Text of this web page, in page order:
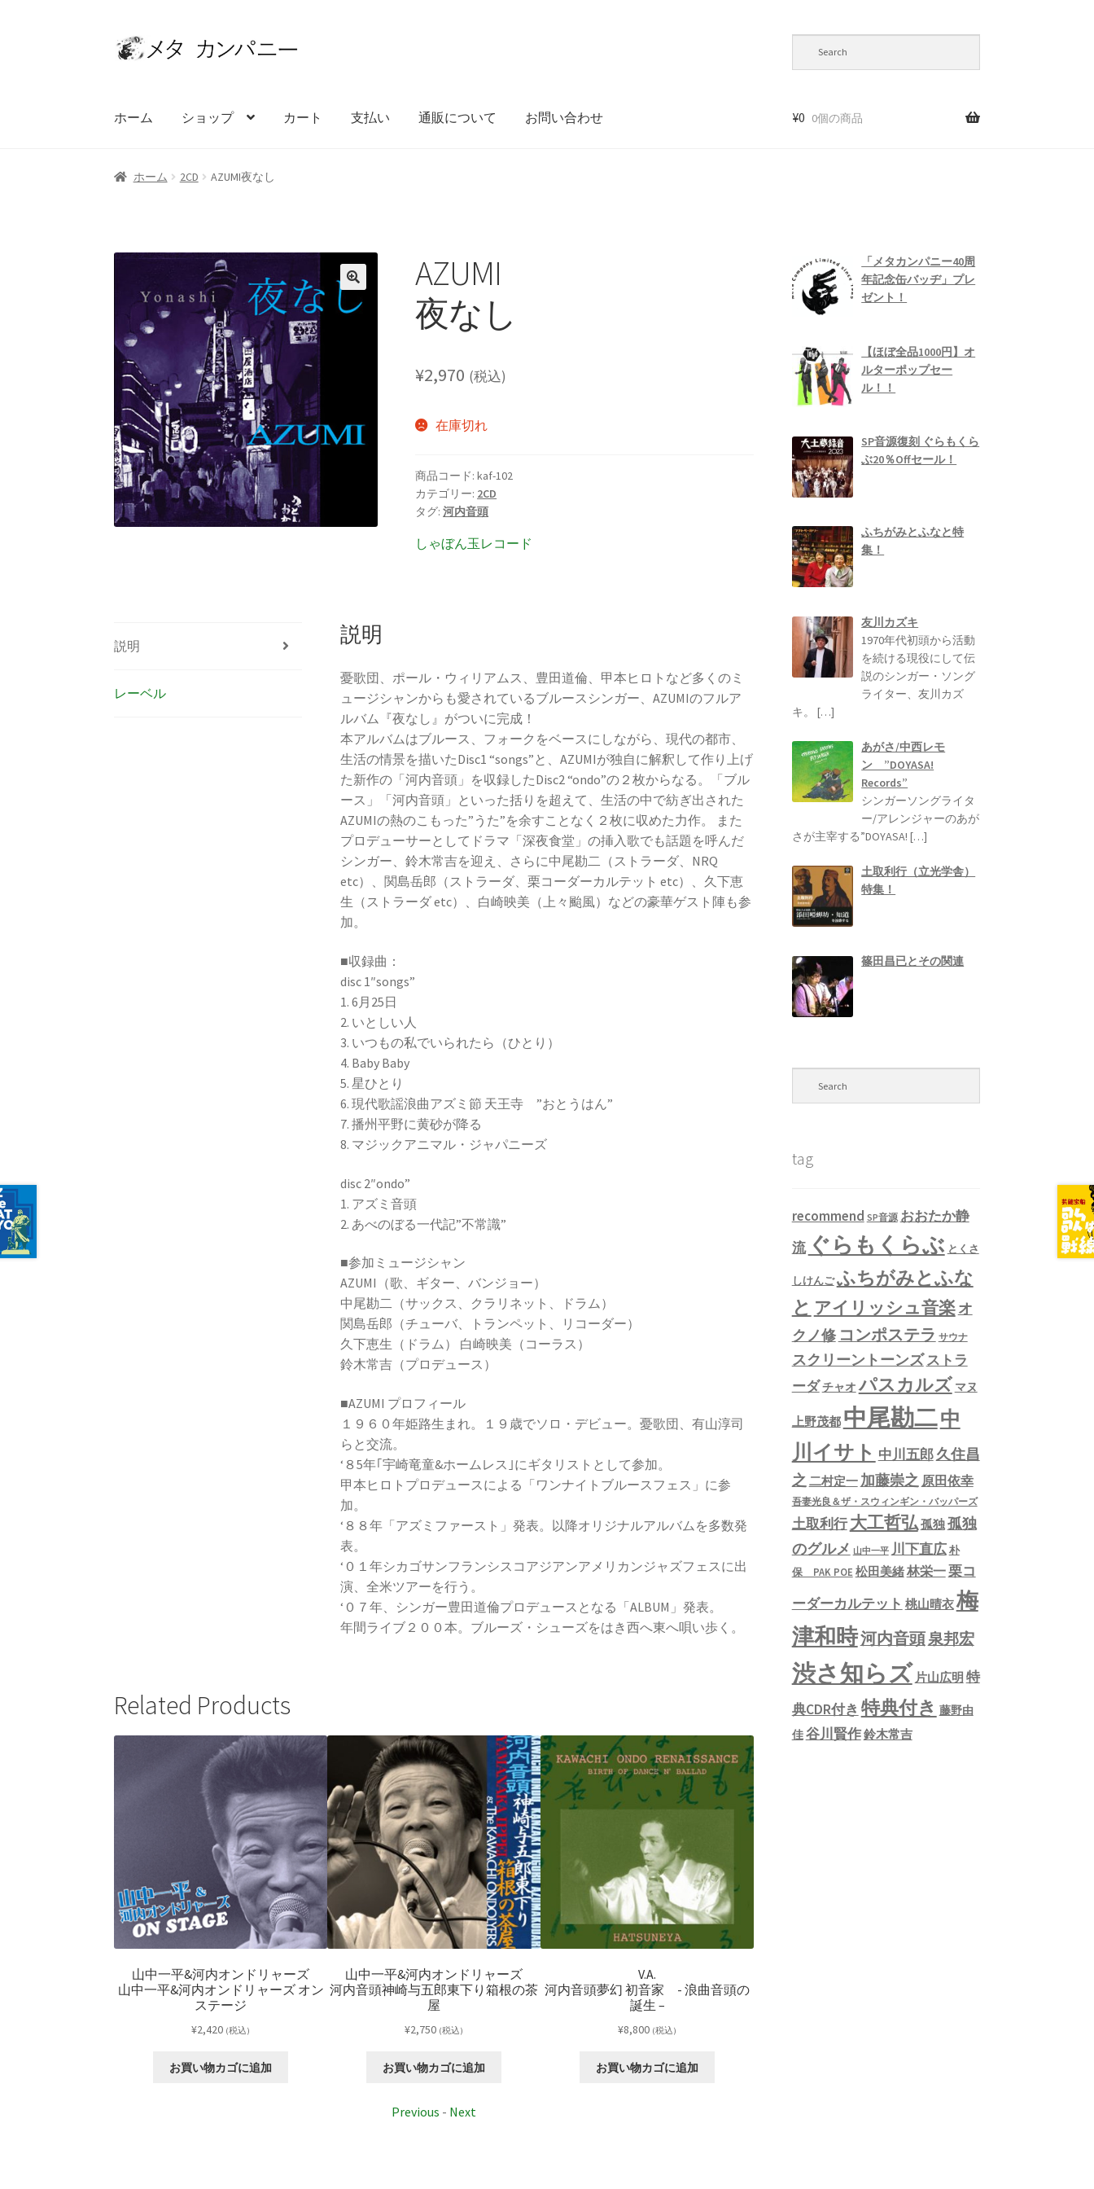
ナ
ビ
シ
へ
コ
ン
ツ
キ
ホーム ショップ カート 支払い 通販について お問い合わせ
ホーム アーティスト お問い合わせ
¥0 0個の商品
ホーム 2CD AZUMI夜なし
AZUMI
夜なし
¥2,970 (税込)
在庫切れ
商品コード:kaf-102
カテゴリー: 2CD
タグ:河内音頭
しゃぼん玉レコード
説明
レーベル
説明
憂歌団、ポール・ウィリアムス、豊田道倫、甲本ヒロトなど多くのミ
ュージシャンからも愛されているブルースシンガー、AZUMIのフルア
ルバム『夜なし』がついに完成！
本アルバムはブルース、フォークをベースにしながら、現代の都市、
生活の情景を描いたDisc1 “songs”と、AZUMIが独自に解釈して作り上げ
た新作の「河内音頭」を収録したDisc2 “ondo”の２枚からなる。「ブル
ース」「河内音頭」といった括りを超えて、生活の中で紡ぎ出された
AZUMIの熱のこもった”うた”を余すことなく２枚に収めた力作。 また
プロデューサーとしてドラマ「深夜食堂」の挿入歌でも話題を呼んだ
シンガー、鈴木常吉を迎え、さらに中尾勘二（ストラーダ、NRQ
etc）、関島岳郎（ストラーダ、栗コーダーカルテット etc）、久下恵
生（ストラーダ etc）、白崎映美（上々颱風）などの豪華ゲスト陣も参
加。
■収録曲：
disc 1″songs”
1. 6月25日
2. いとしい人
3. いつもの私でいられたら（ひとり）
4. Baby Baby
5. 星ひとり
6. 現代歌謡浪曲アズミ節 天王寺 ”おとうはん”
7. 播州平野に黄砂が降る
8. マジックアニマル・ジャパニーズ
disc 2″ondo”
1. アズミ音頭
2. あべのぼる一代記”不常識”
■参加ミュージシャン
AZUMI（歌、ギター、バンジョー）
中尾勘二（サックス、クラリネット、ドラム）
関島岳郎（チューバ、トランペット、リコーダー）
久下恵生（ドラム） 白崎映美（コーラス）
鈴木常吉（プロデュース）
■AZUMI プロフィール
１９６０年姫路生まれ。１９歳でソロ・デビュー。憂歌団、有山淳司
らと交流。
‘８5年｢宇崎竜童&ホームレス｣にギタリストとして参加。
甲本ヒロトプロデュースによる「ワンナイトブルースフェス」に参
加。
‘８８年「アズミファースト」発表。以降オリジナルアルバムを多数発
表。
‘０１年シカゴサンフランシスコアジアンアメリカンジャズフェスに出
演、全米ツアーを行う。
‘０７年、シンガー豊田道倫プロデュースとなる「ALBUM」発表。
年間ライブ２００本。ブルーズ・シューズをはき西へ東へ唄い歩く。
Related Products
山中一平&河内オンドリャーズ
山中一平&河内オンドリャーズ オン
ステージ
¥2,420 (税込)
お買い物カゴに追加
山中一平&河内オンドリャーズ
河内音頭神崎与五郎東下り箱根の茶
屋
¥2,750 (税込)
お買い物カゴに追加
V.A.
河内音頭夢幻 初音家 - 浪曲音頭の
誕生 –
¥8,800 (税込)
お買い物カゴに追加
Previous - Next
「メタカンパニー40周
年記念缶バッヂ」プレ
ゼント！
【ほぼ全品1000円】オ
ルターポップセー
ル！！
SP音源復刻 ぐらもくら
ぶ20％Offセール！
ふちがみとふなと特
集！
友川カズキ
1970年代初頭から活動
を続ける現役にして伝
説のシンガー・ソング
ライター、友川カズ
キ。 […]
あがさ/中西レモ
ン ”DOYASA!
Records”
シンガーソングライタ
ー/アレンジャーのあが
さが主宰する”DOYASA! […]
土取利行（立光学舎）
特集！
篠田昌已とその関連
tag
recommend SP音源 おおたか静
流 ぐらもくらぶ とくさ
しけんご ふちがみとふな
と アイリッシュ音楽オ
クノ修 コンポステラ サウナ
スクリーントーンズストラ
ーダチャオ パスカルズ マヌ
上野茂都 中尾勘二中
川イサト 中川五郎久住昌
之 二村定一 加藤崇之 原田依幸
吾妻光良＆ザ・スウィンギン・バッパーズ
土取利行大工哲弘孤独孤独
のグルメ 山中一平 川下直広 朴
保 PAK POE 松田美緒林栄一栗コ
ーダーカルテット 桃山晴衣梅
津和時河内音頭泉邦宏
渋さ知らズ 片山広明 特
典CDR付き 特典付き 藤野由
佳谷川賢作鈴木常吉